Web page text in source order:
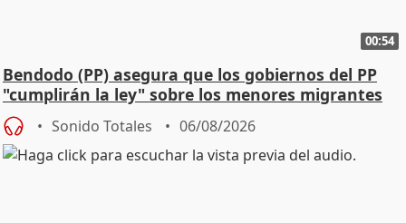
00:54
Bendodo (PP) asegura que los gobiernos del PP
"cumplirán la ley" sobre los menores migrantes
Sonido Totales 06/08/2026